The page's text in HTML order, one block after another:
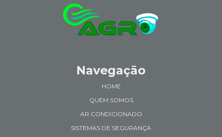
Navegação
HOME
QUEM SOMOS
AR CONDICIONADO
SISTEMAS DE SEGURANÇA